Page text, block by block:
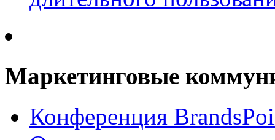
Маркетинговые
Конференция